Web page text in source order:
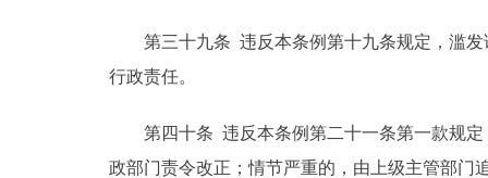
第三十九条 违反本条例第十九条规定，滥发
行政责任。
第四十条 违反本条例第二十一条第一款规定
政部门责令改正；情节严重的，由上级主管部门